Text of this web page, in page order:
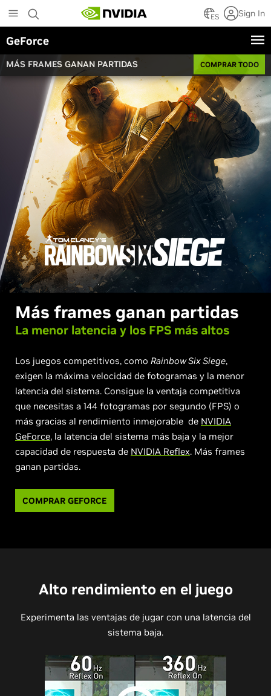
to
main
content
ES Sign In
GeForce
MÁS FRAMES GANAN PARTIDAS COMPRAR TODO
Más frames ganan partidas
La menor latencia y los FPS más altos
Los juegos competitivos, como Rainbow Six Siege,
exigen la máxima velocidad de fotogramas y la menor
latencia del sistema. Consigue la ventaja competitiva
que necesitas a 144 fotogramas por segundo (FPS) o
más gracias al rendimiento inmejorable de NVIDIA
GeForce, la latencia del sistema más baja y la mejor
capacidad de respuesta de NVIDIA Reflex. Más frames
ganan partidas.
COMPRAR GEFORCE
Alto rendimiento en el juego
Experimenta las ventajas de jugar con una latencia del
sistema baja.